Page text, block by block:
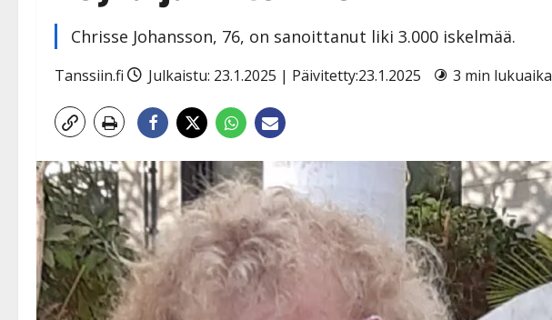
Chrisse Johansson, 76, on sanoittanut liki 3.000 iskelmää.
Tanssiin.fi Julkaistu: 23.1.2025 | Päivitetty:23.1.2025 3 min lukuaika